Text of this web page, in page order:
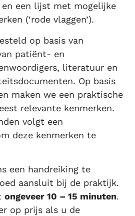
en een lijst met mogelijke
(‘rode vlaggen’).
op basis van
patiënt- en
literatuur en
Op basis
maken we een praktische
relevante kenmerken.
volgt een
deze kenmerken te
een handreiking te
aansluit bij de praktijk.
ongeveer 10 – 15 minuten.
op prijs als u de